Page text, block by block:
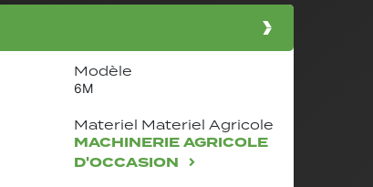
Modèle
6M
Materiel Materiel Agricole
MACHINERIE AGRICOLE
D'OCCASION